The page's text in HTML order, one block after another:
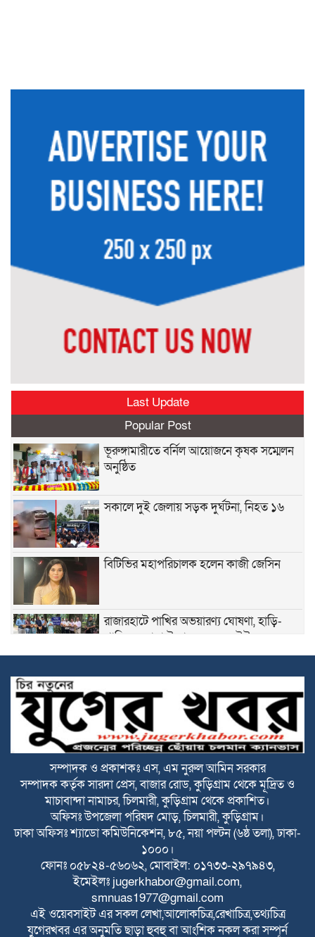
Last Update
Popular Post
ভূরুঙ্গামারীতে বর্নিল আয়োজনে কৃষক সম্মেলন
অনুষ্ঠিত
সকালে দুই জেলায় সড়ক দুর্ঘটনা, নিহত ১৬
বিটিভির মহাপরিচালক হলেন কাজী জেসিন
রাজারহাটে পাখির অভয়ারণ্য ঘোষণা, হাড়ি-
পাতিলের বাসা উদ্বোধন করলেন ইউএনও
ভূরুঙ্গামারীতে জুলাই গনঅভ্যুত্থান দিবসে জুলাই
যোদ্ধা ও জুলাই শহীদের পরিবারবর্গকে সংবর্ধনা
ও আলোচনা সভা
ভূরুঙ্গামারীতে মাদকদ্রব ইয়াবা টেবলেটসহ
আটক ১, একমাসের বিনাশ্রম কারাদণ্ড ও ২০০০
টাকা জরিমানা
বজ্রপাতের ঝুকি কমাতে বজ্রনিরোধক হিসেবে
দেড় শতাধিক তাল গাছের চারা রোপণ
২০ আগস্ট রাষ্ট্রপতি নির্বাচন
ফ্যাসিবাদবিরোধী আন্দোলনে হত্যাকাণ্ডের বিচার
হবে স্বচ্ছ ও নিরপেক্ষ: প্রধানমন্ত্রী
সম্পাদক ও প্রকাশকঃ এস, এম নুরুল আমিন সরকার
সম্পাদক কর্তৃক সারদা প্রেস, বাজার রোড, কুড়িগ্রাম থেকে মূদ্রিত ও
মাচাবান্দা নামাচর, চিলমারী, কুড়িগ্রাম থেকে প্রকাশিত।
অফিসঃ উপজেলা পরিষদ মোড়, চিলমারী, কুড়িগ্রাম।
ঢাকা অফিসঃ শ্যাডো কমিউনিকেশন, ৮৫, নয়া পল্টন (৬ষ্ঠ তলা), ঢাকা-
১০০০।
ফোনঃ ০৫৮২৪-৫৬০৬২, মোবাইল: ০১৭৩৩-২৯৭৯৪৩,
ইমেইলঃ jugerkhabor@gmail.com,
smnuas1977@gmail.com
এই ওয়েবসাইট এর সকল লেখা,আলোকচিত্র,রেখাচিত্র,তথ্যচিত্র
যুগেরখবর এর অনুমতি ছাড়া হুবহু বা আংশিক নকল করা সম্পূর্ন